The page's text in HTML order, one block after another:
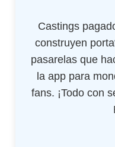
Castings
construyen
pasarelas que
la app para
fans. ¡Todo con